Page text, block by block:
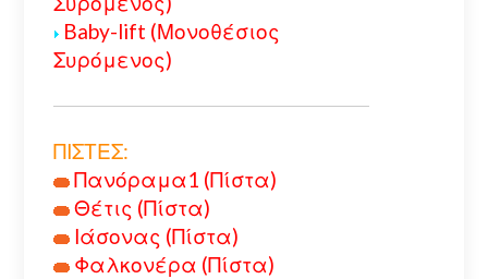
Baby-lift (Μονοθέσιος
Συρόμενος)
ΠΙΣΤΕΣ:
Πανόραμα1 (Πίστα)
Θέτις (Πίστα)
Ιάσονας (Πίστα)
Φαλκονέρα (Πίστα)